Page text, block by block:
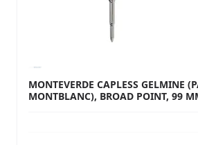
MONTEVERDE CAPLESS GELMINE
MONTBLANC), BROAD POINT, 99